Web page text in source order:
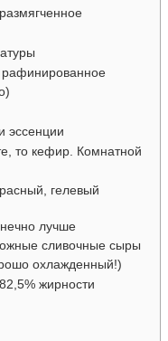
размягченное
рафинированное
эссенции
то кефир. Комнатной
гелевый
лучше
сливочные сыры
охлажденный!)
82,5% жирности